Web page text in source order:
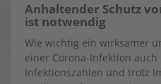
Anhaltender Schutz
ist notwendig
Wie wichtig ein wirksamer
einer Corona-Infektion
Infektionszahlen und trotz